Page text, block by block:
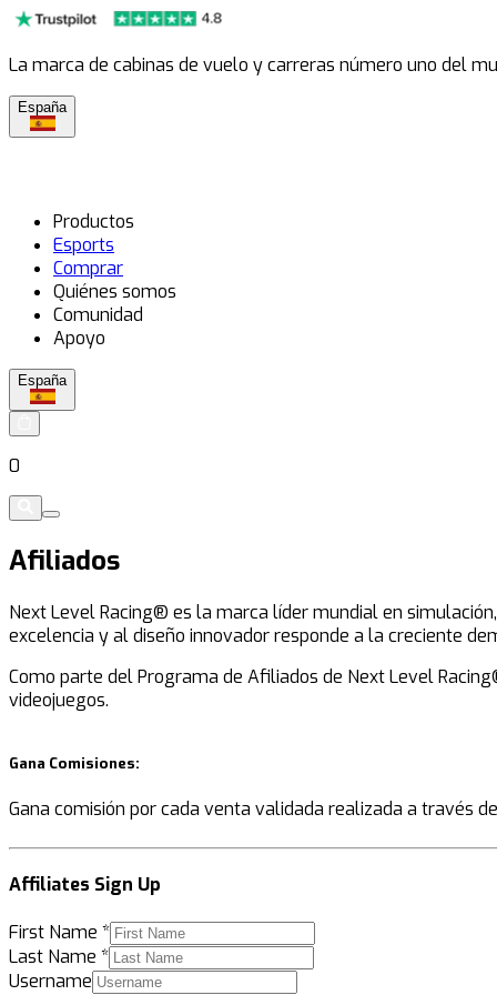
La marca de cabinas de vuelo y carreras número uno del
España
Productos
Esports
Comprar
Quiénes somos
Comunidad
Apoyo
España
0
Afiliados
Next Level Racing® es la marca líder mundial en
excelencia y al diseño innovador responde a la creciente
Como parte del Programa de Afiliados de Next Level
videojuegos.
Gana Comisiones:
Gana comisión por cada venta validada realizada a través
Affiliates Sign Up
First Name *
Last Name *
Username